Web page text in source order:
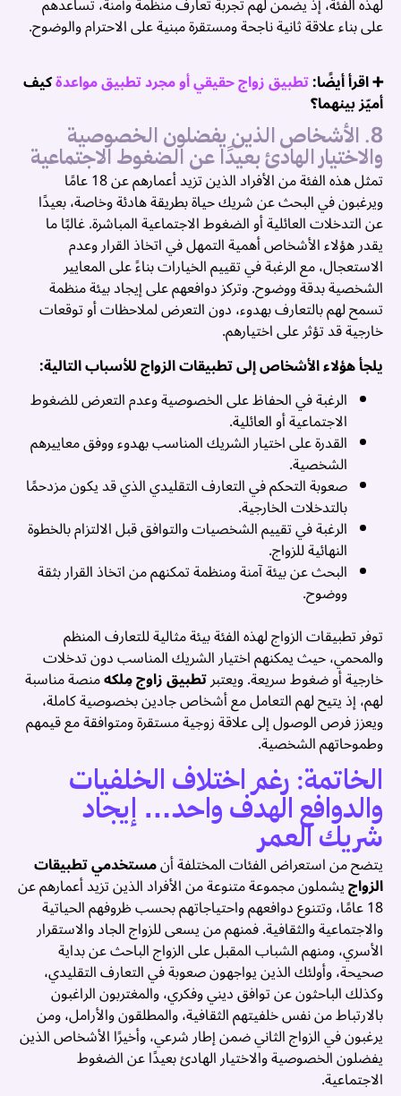
على بناء علاقة ثانية ناجحة ومستقرة مبنية على الاحترام والوضوح.
➕ اقرأ أيضًا:تطبيق زواج حقيقي أو مجرد تطبيق مواعدةكيف
أميّز بينهما؟
8. الأشخاص الذين يفضلون الخصوصية
والاختيار الهادئ بعيدًا عن الضغوط الاجتماعية
تمثل هذه الفئة من الأفراد الذين تزيد أعمارهم عن 18 عامًا
ويرغبون في البحث عن شريك حياة بطريقة هادئة وخاصة، بعيدًا
عن التدخلات العائلية أو الضغوط الاجتماعية المباشرة. غالبًا ما
يقدر هؤلاء الأشخاص أهمية التمهل في اتخاذ القرار وعدم
الاستعجال، مع الرغبة في تقييم الخيارات بناءً على المعايير
الشخصية بدقة ووضوح. وتركز دوافعهم على إيجاد بيئة منظمة
تسمح لهم بالتعارف بهدوء، دون التعرض لملاحظات أو توقعات
خارجية قد تؤثر على اختيارهم.
يلجأ هؤلاء الأشخاص إلى تطبيقات الزواج للأسباب التالية:
الرغبة في الحفاظ على الخصوصية وعدم التعرض للضغوط
الاجتماعية أو العائلية.
القدرة على اختيار الشريك المناسب بهدوء ووفق معاييرهم
الشخصية.
صعوبة التحكم في التعارف التقليدي الذي قد يكون مزدحمًا
بالتدخلات الخارجية.
الرغبة في تقييم الشخصيات والتوافق قبل الالتزام بالخطوة
النهائية للزواج.
البحث عن بيئة آمنة ومنظمة تمكنهم من اتخاذ القرار بثقة
ووضوح.
توفر تطبيقات الزواج لهذه الفئة بيئة مثالية للتعارف المنظم
والمحمي، حيث يمكنهم اختيار الشريك المناسب دون تدخلات
خارجية أو ضغوط سريعة. ويعتبرتطبيق زاوج مِلكهمنصة مناسبة
لهم، إذ يتيح لهم التعامل مع أشخاص جادين بخصوصية كاملة،
ويعزز فرص الوصول إلى علاقة زوجية مستقرة ومتوافقة مع قيمهم
وطموحاتهم الشخصية.
الخاتمة: رغم اختلاف الخلفيات
والدوافع الهدف واحد… إيجاد
شريك العمر
يتضح من استعراض الفئات المختلفة أنمستخدمي تطبيقات
الزواجيشملون مجموعة متنوعة من الأفراد الذين تزيد أعمارهم عن
18 عامًا، وتتنوع دوافعهم واحتياجاتهم بحسب ظروفهم الحياتية
والاجتماعية والثقافية. فمنهم من يسعى للزواج الجاد والاستقرار
الأسري، ومنهم الشباب المقبل على الزواج الباحث عن بداية
صحيحة، وأولئك الذين يواجهون صعوبة في التعارف التقليدي،
وكذلك الباحثون عن توافق ديني وفكري، والمغتربون الراغبون
بالارتباط من نفس خلفيتهم الثقافية، والمطلقون والأرامل، ومن
يرغبون في الزواج الثاني ضمن إطار شرعي، وأخيرًا الأشخاص الذين
يفضلون الخصوصية والاختيار الهادئ بعيدًا عن الضغوط
الاجتماعية.